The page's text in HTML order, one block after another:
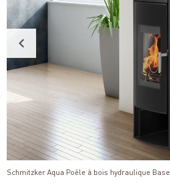
Détails
Schmitzker Aqua Poêle à bois hydraulique Base